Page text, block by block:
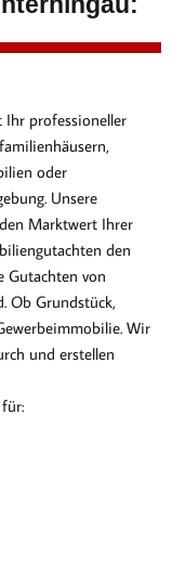
Ihr professioneller
oder
Unsere
Marktwert Ihrer
den
Gutachten von
Ob Grundstück,
Wir
und erstellen
für: